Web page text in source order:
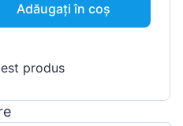
Adăugați în coș
produs